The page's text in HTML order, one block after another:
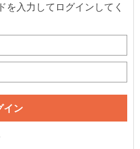
を入力してログインしてく